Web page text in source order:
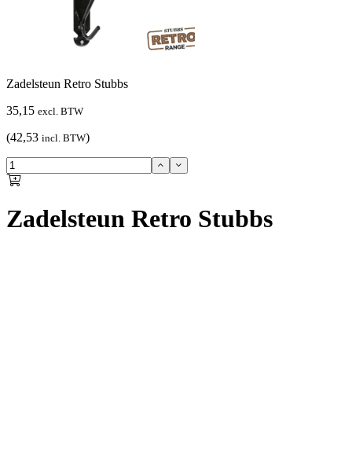
Zadelsteun Retro Stubbs
35,15 excl. BTW
(42,53 incl. BTW)
Zadelsteun Retro Stubbs